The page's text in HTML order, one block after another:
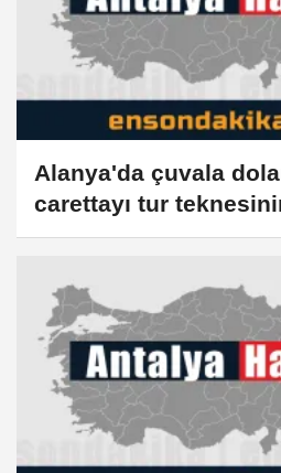
Alanya'da çuvala
carettayı tur
kurtardı